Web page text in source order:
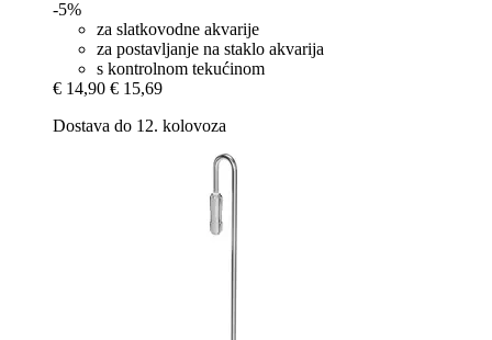
-5%
za slatkovodne akvarije
za postavljanje na staklo akvarija
s kontrolnom tekućinom
€ 14,90 € 15,69
Dostava do 12. kolovoza